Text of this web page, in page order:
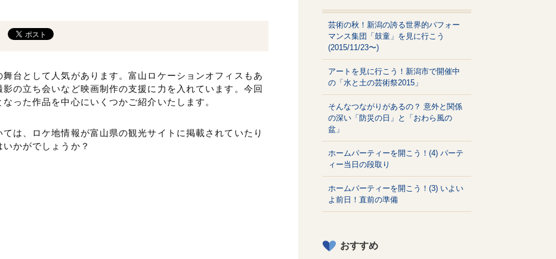
台として人気があります。富山ロケーションオフィスもあ
の立ち会いなど映画制作の支援に力を入れています。今回
った作品を中心にいくつかご紹介いたします。
は、ロケ地情報が富山県の観光サイトに掲載されていたり
かがでしょうか？
芸術の秋！新潟の誇る世界的パフォー
マンス集団「鼓童」を見に行こう
(2015/11/23〜)
アートを見に行こう！新潟市で開催中
の「水と土の芸術祭2015」
そんなつながりがあるの？ 意外と関係
の深い「防災の日」と「おわら風の
盆」
ホームパーティーを開こう！(4) パーテ
ィー当日の段取り
ホームパーティーを開こう！(3) いよい
よ前日！直前の準備
おすすめ